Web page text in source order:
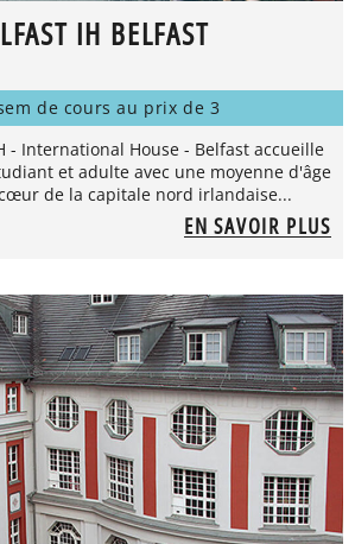
IH BELFAST
de cours au prix de 3
- International House - Belfast accueille
et adulte avec une moyenne d'âge
de la capitale nord irlandaise...
EN SAVOIR PLUS